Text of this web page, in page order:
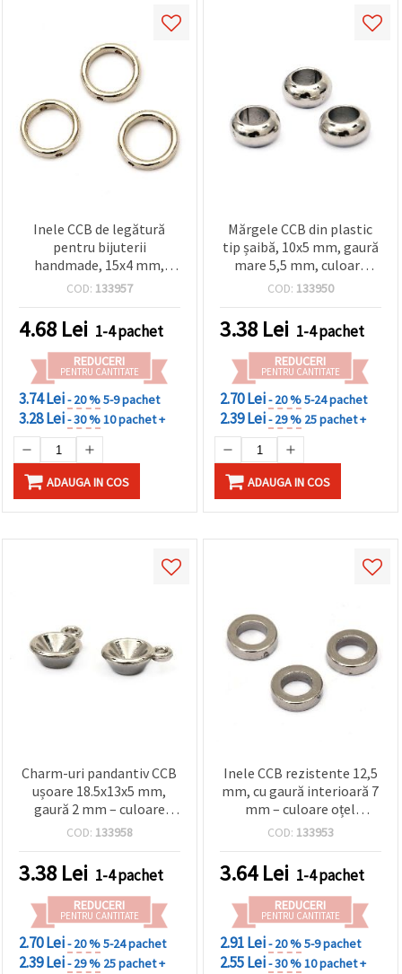
Inele CCB de legătură
pentru bijuterii
handmade, 15x4 mm,
orificiu 1 mm, aurii, 50
și coliere, DIY
COD: 133957
4.68 Lei 1-4 pachet
REDUCERI
PENTRU CANTITATE
3.74 Lei- 20 %5-9 pachet
3.28 Lei- 30 %10 pachet +
ADAUGA IN COS
Mărgele CCB din plastic
tip șaibă, 10x5 mm, gaură
mare 5,5 mm, culoare
argintie (acoperire
buc.), pentru
confecționare bijuterii,
DIY și hobby creativ
COD: 133950
3.38 Lei 1-4 pachet
REDUCERI
PENTRU CANTITATE
2.70 Lei- 20 %5-24 pachet
2.39 Lei- 29 % 25 pachet +
ADAUGA IN COS
Charm-uri pandantiv CCB
ușoare 18.5x13x5 mm,
gaură 2 mm – culoare
argintie, 20 g (~44 buc)
de bijuterii
COD: 133958
3.38 Lei 1-4 pachet
REDUCERI
PENTRU CANTITATE
2.70 Lei- 20 %5-24 pachet
2.39 Lei- 29 % 25 pachet +
Inele CCB rezistente 12,5
mm, cu gaură interioară 7
mm – culoare oțel
inoxidabil, 20 g (~60 buc)
de bijuterii
COD: 133953
3.64Lei 1-4 pachet
REDUCERI
PENTRU CANTITATE
2.91 Lei- 20 %5-9 pachet
2.55 Lei- 30 %10 pachet +